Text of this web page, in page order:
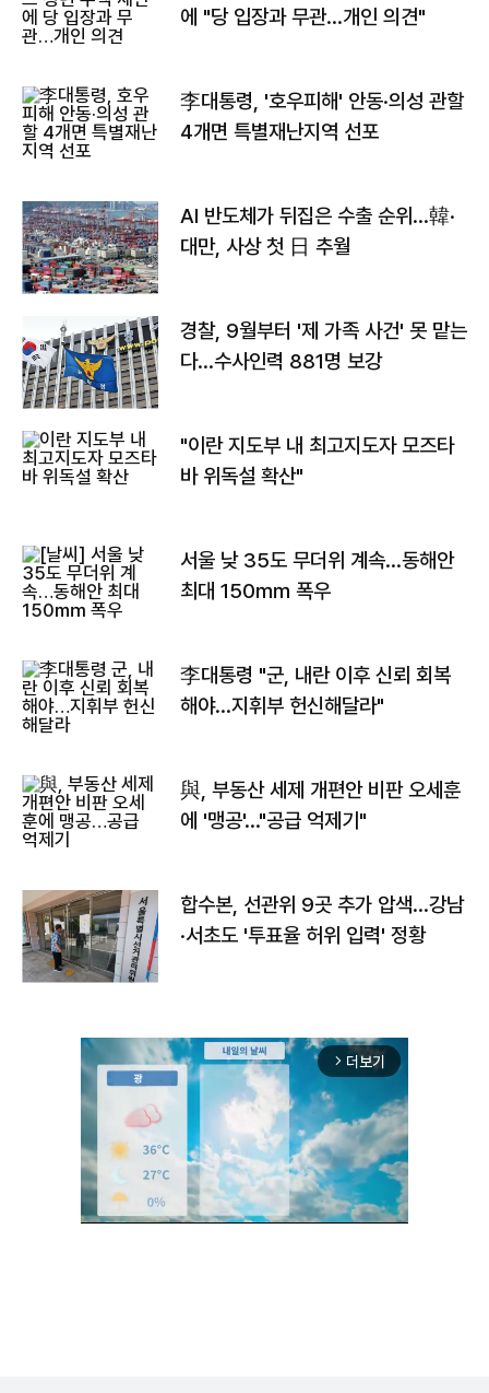
에 "당 입장과 무관…개인 의견"
李대통령, '호우피해' 안동·의성 관할
4개면 특별재난지역 선포
AI 반도체가 뒤집은 수출 순위…韓·
대만, 사상 첫 日 추월
경찰, 9월부터 '제 가족 사건' 못 맡는
다…수사인력 881명 보강
"이란 지도부 내 최고지도자 모즈타
바 위독설 확산"
서울 낮 35도 무더위 계속…동해안
최대 150㎜ 폭우
李대통령 "군, 내란 이후 신뢰 회복
해야…지휘부 헌신해달라"
與, 부동산 세제 개편안 비판 오세훈
에 '맹공'…"공급 억제기"
합수본, 선관위 9곳 추가 압색…강남
·서초도 '투표율 허위 입력' 정황
arrow_forward_ios 더보기